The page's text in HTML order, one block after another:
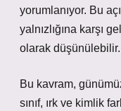
yorumlanıyor. Bu
yalnızlığına karşı
olarak düşünülebilir.
Bu kavram,
sınıf, ırk ve kimlik